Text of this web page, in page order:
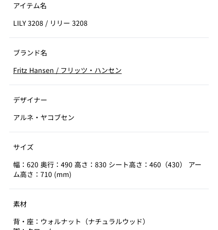
アイテム名
LILY 3208 / リリー 3208
ブランド名
Fritz Hansen / フリッツ・ハンセン
デザイナー
アルネ・ヤコブセン
サイズ
幅：620 奥行：490 高さ：830 シート高さ：460（430） アー
ム高さ：710 (mm)
素材
背・座：ウォルナット（ナチュラルウッド）